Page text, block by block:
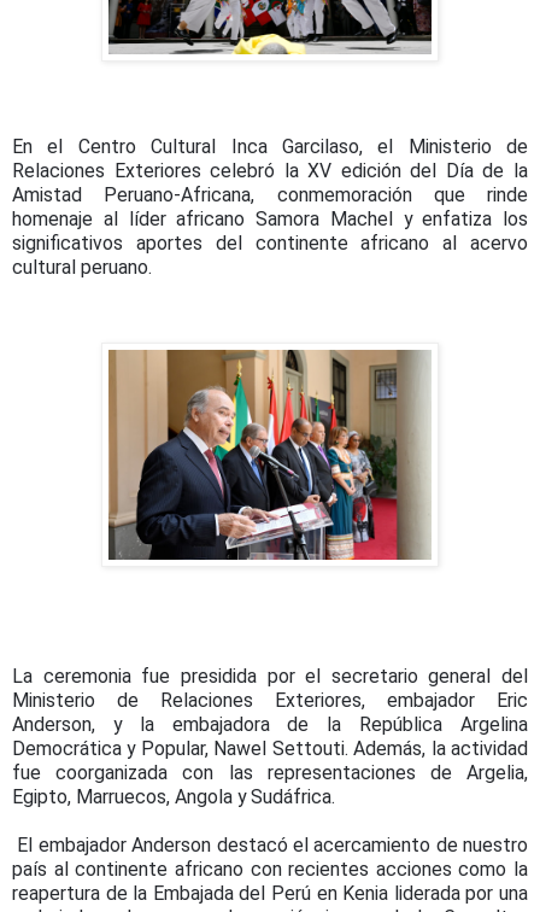
En el Centro Cultural Inca Garcilaso, el Ministerio de
Relaciones Exteriores celebró la XV edición del Día de la
Amistad Peruano-Africana, conmemoración que rinde
homenaje al líder africano Samora Machel y enfatiza los
significativos aportes del continente africano al acervo
cultural peruano.
La ceremonia fue presidida por el secretario general del
Ministerio de Relaciones Exteriores, embajador Eric
Anderson, y la embajadora de la República Argelina
Democrática y Popular, Nawel Settouti. Además, la actividad
fue coorganizada con las representaciones de Argelia,
Egipto, Marruecos, Angola y Sudáfrica.
El embajador Anderson destacó el acercamiento de nuestro
país al continente africano con recientes acciones como la
reapertura de la Embajada del Perú en Kenia liderada por una